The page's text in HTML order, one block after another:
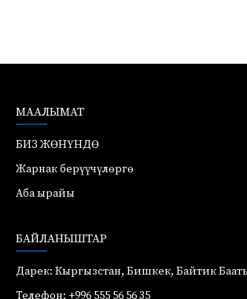
МААЛЫМАТ
БИЗ ЖӨНҮНДӨ
Жарнак берүүчүлөргө
Аба ырайы
БАЙЛАНЫШТАР
Дарек: Кыргызстан, Бишкек, Байтик
Телефон: +996 555 56 56 35